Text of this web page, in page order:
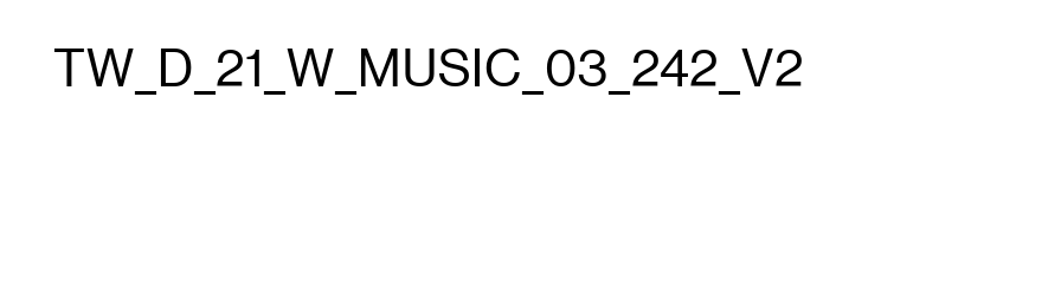
TW_D_21_W_MUSIC_03_242_V2